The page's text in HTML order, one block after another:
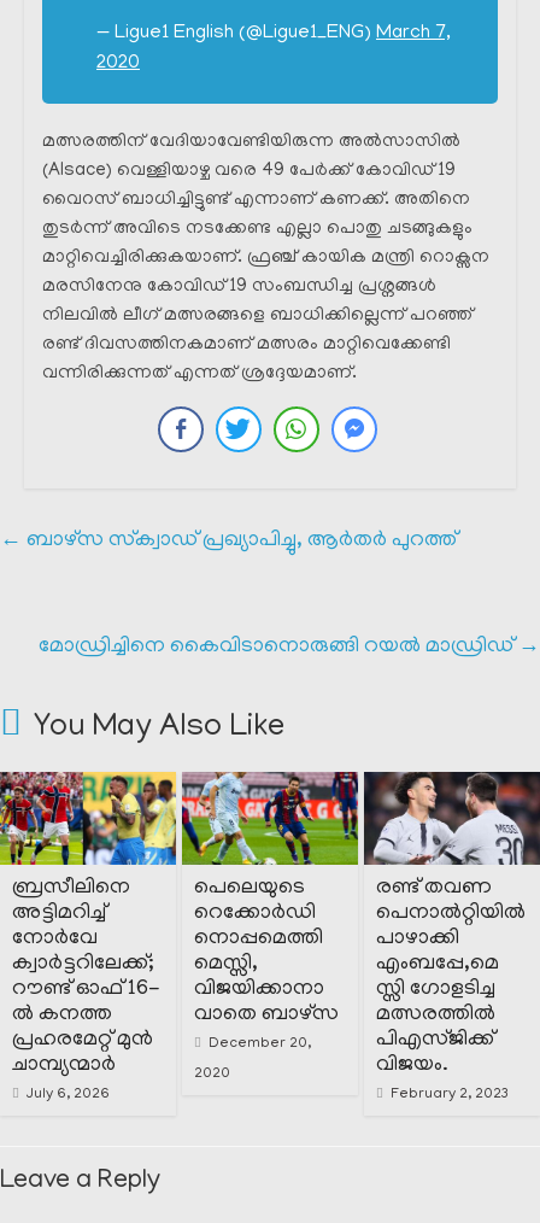
— Ligue1 English (@Ligue1_ENG) March 7,
2020
മത്സരത്തിന് വേദിയാവേണ്ടിയിരുന്ന അൽസാസിൽ
(Alsace) വെള്ളിയാഴ്ച വരെ 49 പേർക്ക് കോവിഡ് 19
വൈറസ് ബാധിച്ചിട്ടുണ്ട് എന്നാണ് കണക്ക്. അതിനെ
തുടർന്ന് അവിടെ നടക്കേണ്ട എല്ലാ പൊതു ചടങ്ങുകളും
മാറ്റിവെച്ചിരിക്കുകയാണ്. ഫ്രഞ്ച് കായിക മന്ത്രി റൊക്സന
മരസിനേനു കോവിഡ് 19 സംബന്ധിച്ച പ്രശ്നങ്ങൾ
നിലവിൽ ലീഗ് മത്സരങ്ങളെ ബാധിക്കില്ലെന്ന് പറഞ്ഞ്
രണ്ട് ദിവസത്തിനകമാണ് മത്സരം മാറ്റിവെക്കേണ്ടി
വന്നിരിക്കുന്നത് എന്നത് ശ്രദ്ദേയമാണ്.
← ബാഴ്സ സ്‌ക്വാഡ് പ്രഖ്യാപിച്ചു, ആർതർ പുറത്ത്
മോഡ്രിച്ചിനെ കൈവിടാനൊരുങ്ങി റയൽ മാഡ്രിഡ്‌ →
You May Also Like
ബ്രസീലിനെ
അട്ടിമറിച്ച്
നോർവേ
ക്വാർട്ടറിലേക്ക്;
റൗണ്ട് ഓഫ് 16-
ൽ കനത്ത
പ്രഹരമേറ്റ് മുൻ
ചാമ്പ്യന്മാർ
July 6, 2026
പെലെയുടെ
റെക്കോർഡി
നൊപ്പമെത്തി
മെസ്സി,
വിജയിക്കാനാ
വാതെ ബാഴ്സ
December 20,
2020
രണ്ട് തവണ
പെനാൽറ്റിയിൽ
പാഴാക്കി
എംബപ്പേ,മെ
സ്സി ഗോളടിച്ച
മത്സരത്തിൽ
പിഎസ്ജിക്ക്
വിജയം.
February 2, 2023
Leave a Reply